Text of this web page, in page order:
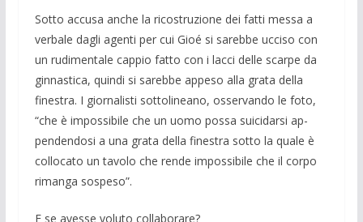
Sotto accusa anche la ricostruzione dei fatti messa a
verbale dagli agenti per cui Gioé si sarebbe ucciso con
un rudimenta­le cappio fatto con i lacci delle scarpe da
ginnastica, quindi si sarebbe appeso alla grata della
finestra. I giornalisti sottoli­neano, osservando le foto,
“che è impos­sibile che un uomo possa suicidarsi ap­
pendendosi a una grata della finestra sot­to la quale è
collocato un tavolo che ren­de impossibile che il corpo
rimanga so­speso”.
E se avesse voluto collaborare?